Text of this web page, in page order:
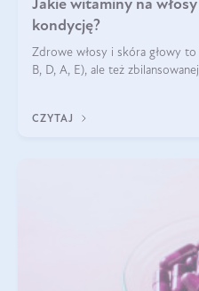
Jakie witaminy na
kondycję?
Zdrowe włosy i skóra głowy
B, D, A, E), ale też
CZYTAJ